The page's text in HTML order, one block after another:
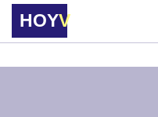
HOYVERE